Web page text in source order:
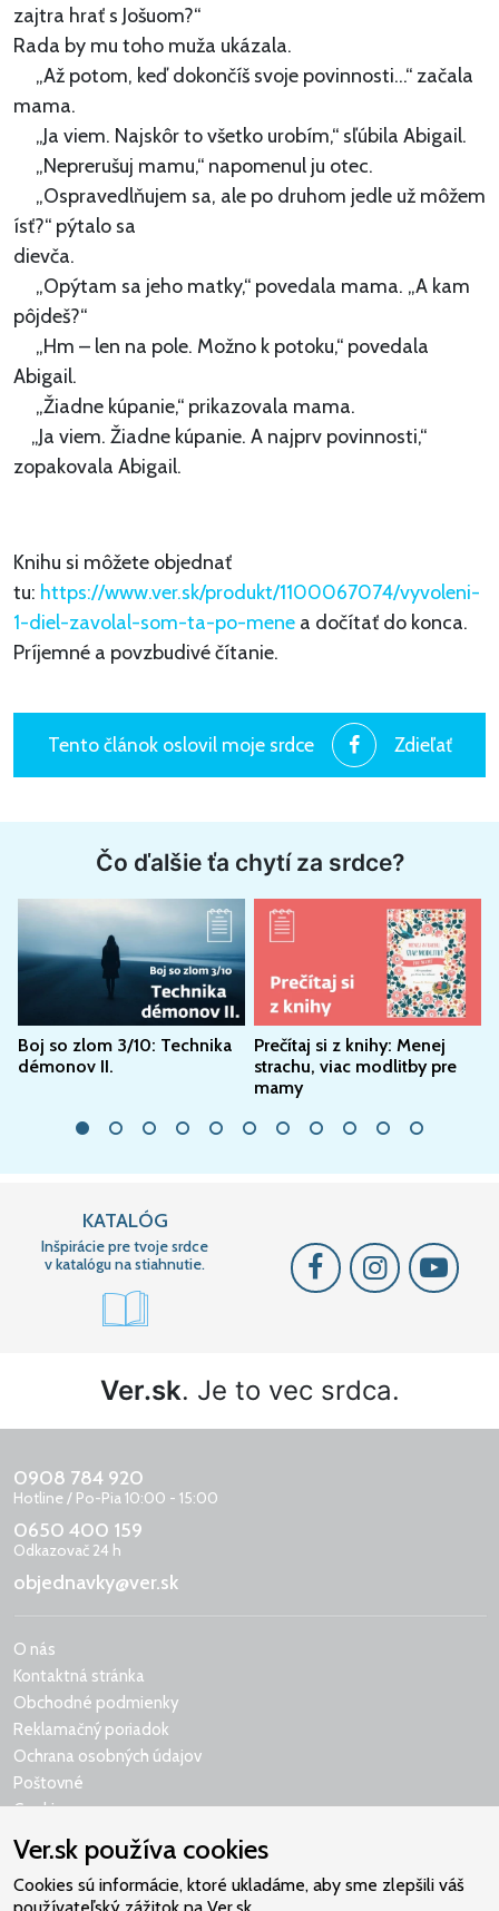
zajtra hrať s Jošuom?“
Rada by mu toho muža ukázala.
„Až potom, keď dokončíš svoje povinnosti...“ začala
mama.
„Ja viem. Najskôr to všetko urobím,“ sľúbila Abigail.
„Neprerušuj mamu,“ napomenul ju otec.
„Ospravedlňujem sa, ale po druhom jedle už môžem
ísť?“ pýtalo sa
dievča.
„Opýtam sa jeho matky,“ povedala mama. „A kam
pôjdeš?“
„Hm – len na pole. Možno k potoku,“ povedala
Abigail.
„Žiadne kúpanie,“ prikazovala mama.
„Ja viem. Žiadne kúpanie. A najprv povinnosti,“
zopakovala Abigail.
Knihu si môžete objednať
tu: https://www.ver.sk/produkt/1100067074/vyvoleni-
1-diel-zavolal-som-ta-po-mene a dočítať do konca.
Príjemné a povzbudivé čítanie.
Tento článok oslovil moje srdce Zdieľať
Čo ďalšie ťa chytí za srdce?
Boj so zlom 3/10: Technika
démonov II.
Prečítaj si z knihy: Menej
strachu, viac modlitby pre
mamy
KATALÓG
Inšpirácie pre tvoje srdce
v katalógu na stiahnutie.
Ver.sk. Je to vec srdca.
0908 784 920
Hotline / Po-Pia 10:00 - 15:00
0650 400 159
Odkazovač 24 h
objednavky@ver.sk
O nás
Kontaktná stránka
Obchodné podmienky
Reklamačný poriadok
Ochrana osobných údajov
Poštovné
Cookies
Ver.sk používa cookies
Cookies sú informácie, ktoré ukladáme, aby sme zlepšili váš